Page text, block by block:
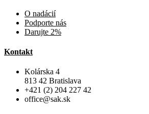
O nadácií
Podporte nás
Darujte 2%
Kontakt
Kolárska 4
813 42 Bratislava
+421 (2) 204 227 42
office@sak.sk